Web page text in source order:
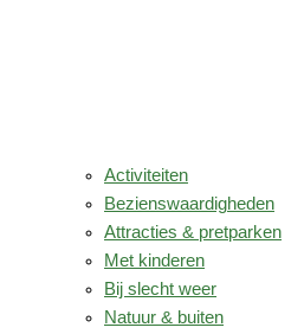
Activiteiten
Bezienswaardigheden
Attracties & pretparken
Met kinderen
Bij slecht weer
Natuur & buiten